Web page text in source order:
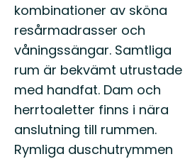
kombinationer av sköna
resårmadrasser och
våningssängar. Samtliga
rum är bekvämt utrustade
med handfat. Dam och
herrtoaletter finns i nära
anslutning till rummen.
Rymliga duschutrymmen